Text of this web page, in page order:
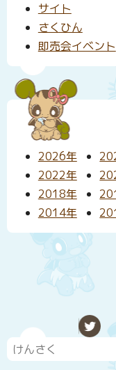
サイト
さくひん
即売会イベント
2026年
2022年
2018年
2014年
X